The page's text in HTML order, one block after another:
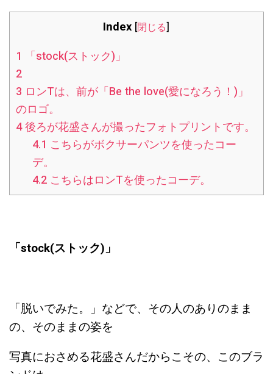
Index [閉じる]
1
「stock(ストック)」
2
3 ロンTは、前が「Be the love(愛になろう！)」
のロゴ。
4後ろが花盛さんが撮ったフォトプリントです。
4.1 こちらがボクサーパンツを使ったコー
デ。
4.2 こちらはロンTを使ったコーデ。
「stock(ストック)」
「脱いでみた。」などで、その人のありのまま
の、そのままの姿を
写真におさめる花盛さんだからこその、このブラ